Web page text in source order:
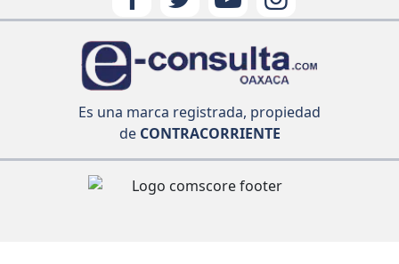
Es una marca registrada, propiedad
deCONTRACORRIENTE